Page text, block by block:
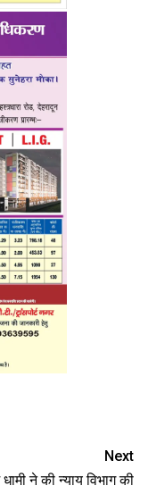
Next
ने की न्याय विभाग की